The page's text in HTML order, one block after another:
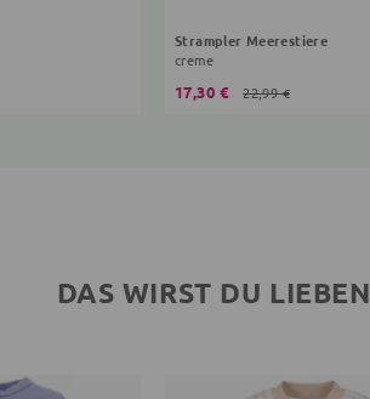
Strampler Meerestiere
creme
17,30 € 22,99 €
DAS WIRST DU LIEBEN